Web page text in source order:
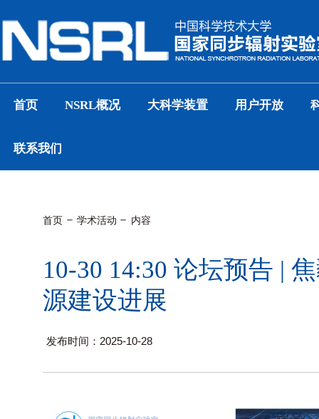
首页 NSRL概况 大科学装置 用户开放
联系我们
首页 学术活动 内容
10-30 14:30 论坛预告 |
源建设进展
发布时间：2025-10-28